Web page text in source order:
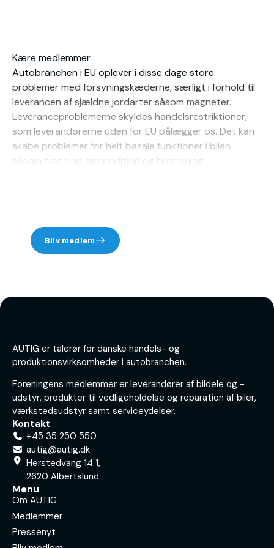
Kære medlemmer
Autobranchen i EU oplever i disse dage store
problemer med forsyningskæderne, særligt i forhold til
leverancen af sjældne jordarter såsom magneter.
Leveranceproblemerne skyldes handelsrestriktioner,
som leverandørerne uden for EU pålægger os. Det kan
skabe problemer for helt basale funktioner i bilen
såsom tænding, aircondition og bremsning.
Bliv medlem
AUTIG er talerør for danske handels- og
produktionsvirksomheder i autobranchen.
Foreningens medlemmer er leverandører af bildele og -
udstyr, produkter til vedligeholdelse og reparation af biler,
værkstedsudstyr samt serviceydelser.
Kontakt
+45 35 250 550
autig@autig.dk
Herstedvang 14 1,
2620 Albertslund
Menu
Om AUTIG
Medlemmer
Pressenyt